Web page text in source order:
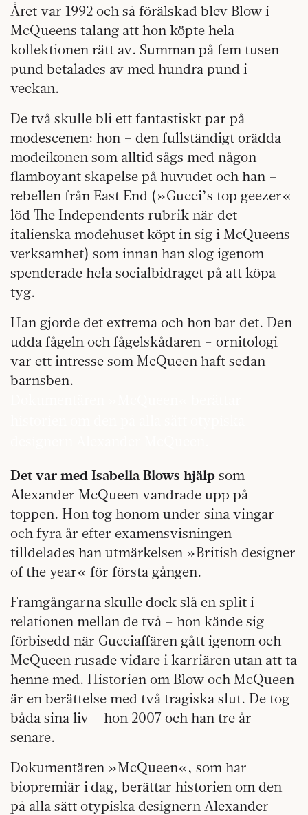
Året var 1992 och så förälskad blev Blow i
McQueens talang att hon köpte hela
kollektionen rätt av. Summan på fem tusen
pund betalades av med hundra pund i
veckan.
De två skulle bli ett fantastiskt par på
modescenen: hon – den fullständigt orädda
modeikonen som alltid sågs med någon
flamboyant skapelse på huvudet och han –
rebellen från East End (»Gucci’s top geezer«
löd The Independents rubrik när det
italienska modehuset köpt in sig i McQueens
verksamhet) som innan han slog igenom
spenderade hela socialbidraget på att köpa
tyg.
Han gjorde det extrema och hon bar det. Den
udda fågeln och fågelskådaren – ornitologi
var ett intresse som McQueen haft sedan
barnsben.
Det var med Isabella Blows hjälp som
Alexander McQueen vandrade upp på
toppen. Hon tog honom under sina vingar
och fyra år efter examensvisningen
tilldelades han utmärkelsen »British designer
of the year« för första gången.
Framgångarna skulle dock slå en split i
relationen mellan de två – hon kände sig
förbisedd när Gucciaffären gått igenom och
McQueen rusade vidare i karriären utan att ta
henne med. Historien om Blow och McQueen
är en berättelse med två tragiska slut. De tog
båda sina liv – hon 2007 och han tre år
senare.
Dokumentären »McQueen«, som har
biopremiär i dag, berättar historien om den
på alla sätt otypiska designern Alexander